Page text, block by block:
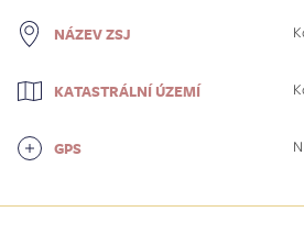
NÁZEV ZSJ
KATASTRÁLNÍ ÚZEMÍ
GPS